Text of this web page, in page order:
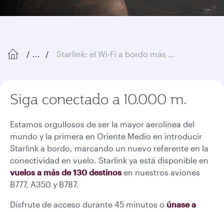
... Starlink: el Wi-Fi a bordo más rápido en el cielo
Siga conectado a 10.000 m.
Estamos orgullosos de ser la mayor aerolínea del
mundo y la primera en Oriente Medio en introducir
Starlink a bordo, marcando un nuevo referente en la
conectividad en vuelo. Starlink ya está disponible en
vuelos a más de 130 destinos en nuestros aviones
B777, A350 y B787.
Disfrute de acceso durante 45 minutos o únase a